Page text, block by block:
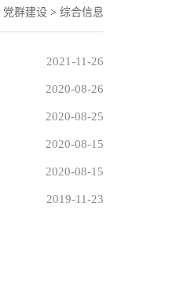
党群建设 > 综合信息
2021-11-26
2020-08-26
2020-08-25
2020-08-15
2020-08-15
2019-11-23